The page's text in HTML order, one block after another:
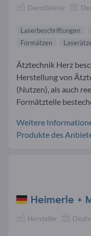
Dienstleister
Laserbeschriftungen
Formätzen
Ätztechnik Herz
Herstellung von
(Nutzen), als auch
Formätzteile
Weitere
Produkte des
Heimerle +
Hersteller